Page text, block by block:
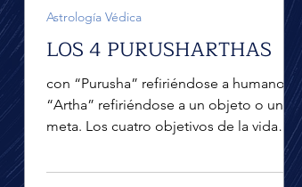
LOS 4 PURUSHARTHAS
con “Purusha” refiriéndose a humanos y
“Artha” refiriéndose a un objeto o una
meta. Los cuatro objetivos de la vida
Astrología Védica